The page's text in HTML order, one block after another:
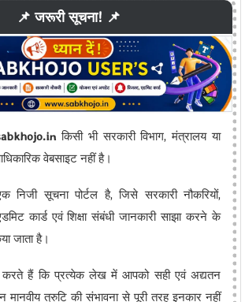
📌 जरूरी सूचना! 📌
किसी भी सरकारी विभाग, मंत्रालय या
वेबसाइट नहीं है।
निजी सूचना पोर्टल है, जिसे सरकारी नौकरियों,
कार्ड एवं शिक्षा संबंधी जानकारी साझा करने के
जाता है।
करते हैं कि प्रत्येक लेख में आपको सही एवं अद्यतन
मानवीय त्रुटि की संभावना से पूरी तरह इनकार नहीं